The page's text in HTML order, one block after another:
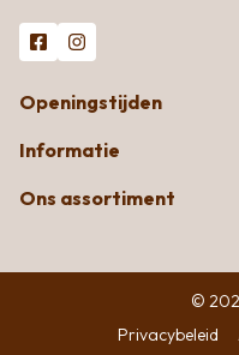
Openingstijden
Informatie
Ons assortiment
©
Privacybeleid